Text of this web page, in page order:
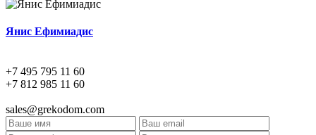
Янис Ефимиадис
+7 495 795 11 60
+7 812 985 11 60
sales@grekodom.com